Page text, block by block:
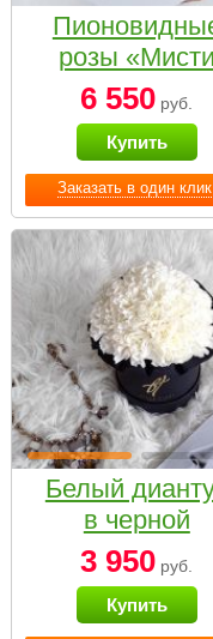
Заказать в один клик
розы «Мисти
бабблс» в
коробке Small
6 550 руб.
Купить
Белый
в черной
коробке Small
3 950 руб.
Купить